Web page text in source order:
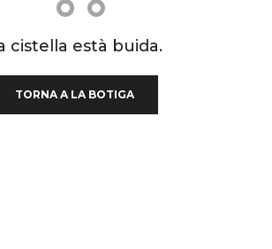
cistella està buida.
TORNA A LA BOTIGA